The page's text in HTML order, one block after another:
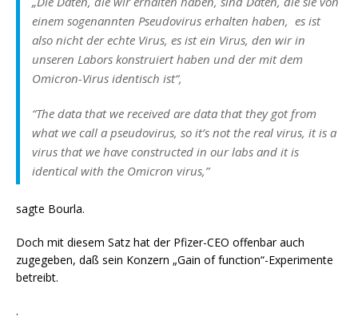
einem sogenannten Pseudovirus erhalten haben, es ist
also nicht der echte Virus, es ist ein Virus, den wir in
unseren Labors konstruiert haben und der mit dem
Omicron-Virus identisch ist“,
“The data that we received are data that they got from
what we call a pseudovirus, so it’s not the real virus, it is a
virus that we have constructed in our labs and it is
identical with the Omicron virus,”
sagte Bourla.
Doch mit diesem Satz hat der Pfizer-CEO offenbar auch
zugegeben, daß sein Konzern „Gain of function“-Experimente
betreibt.
.